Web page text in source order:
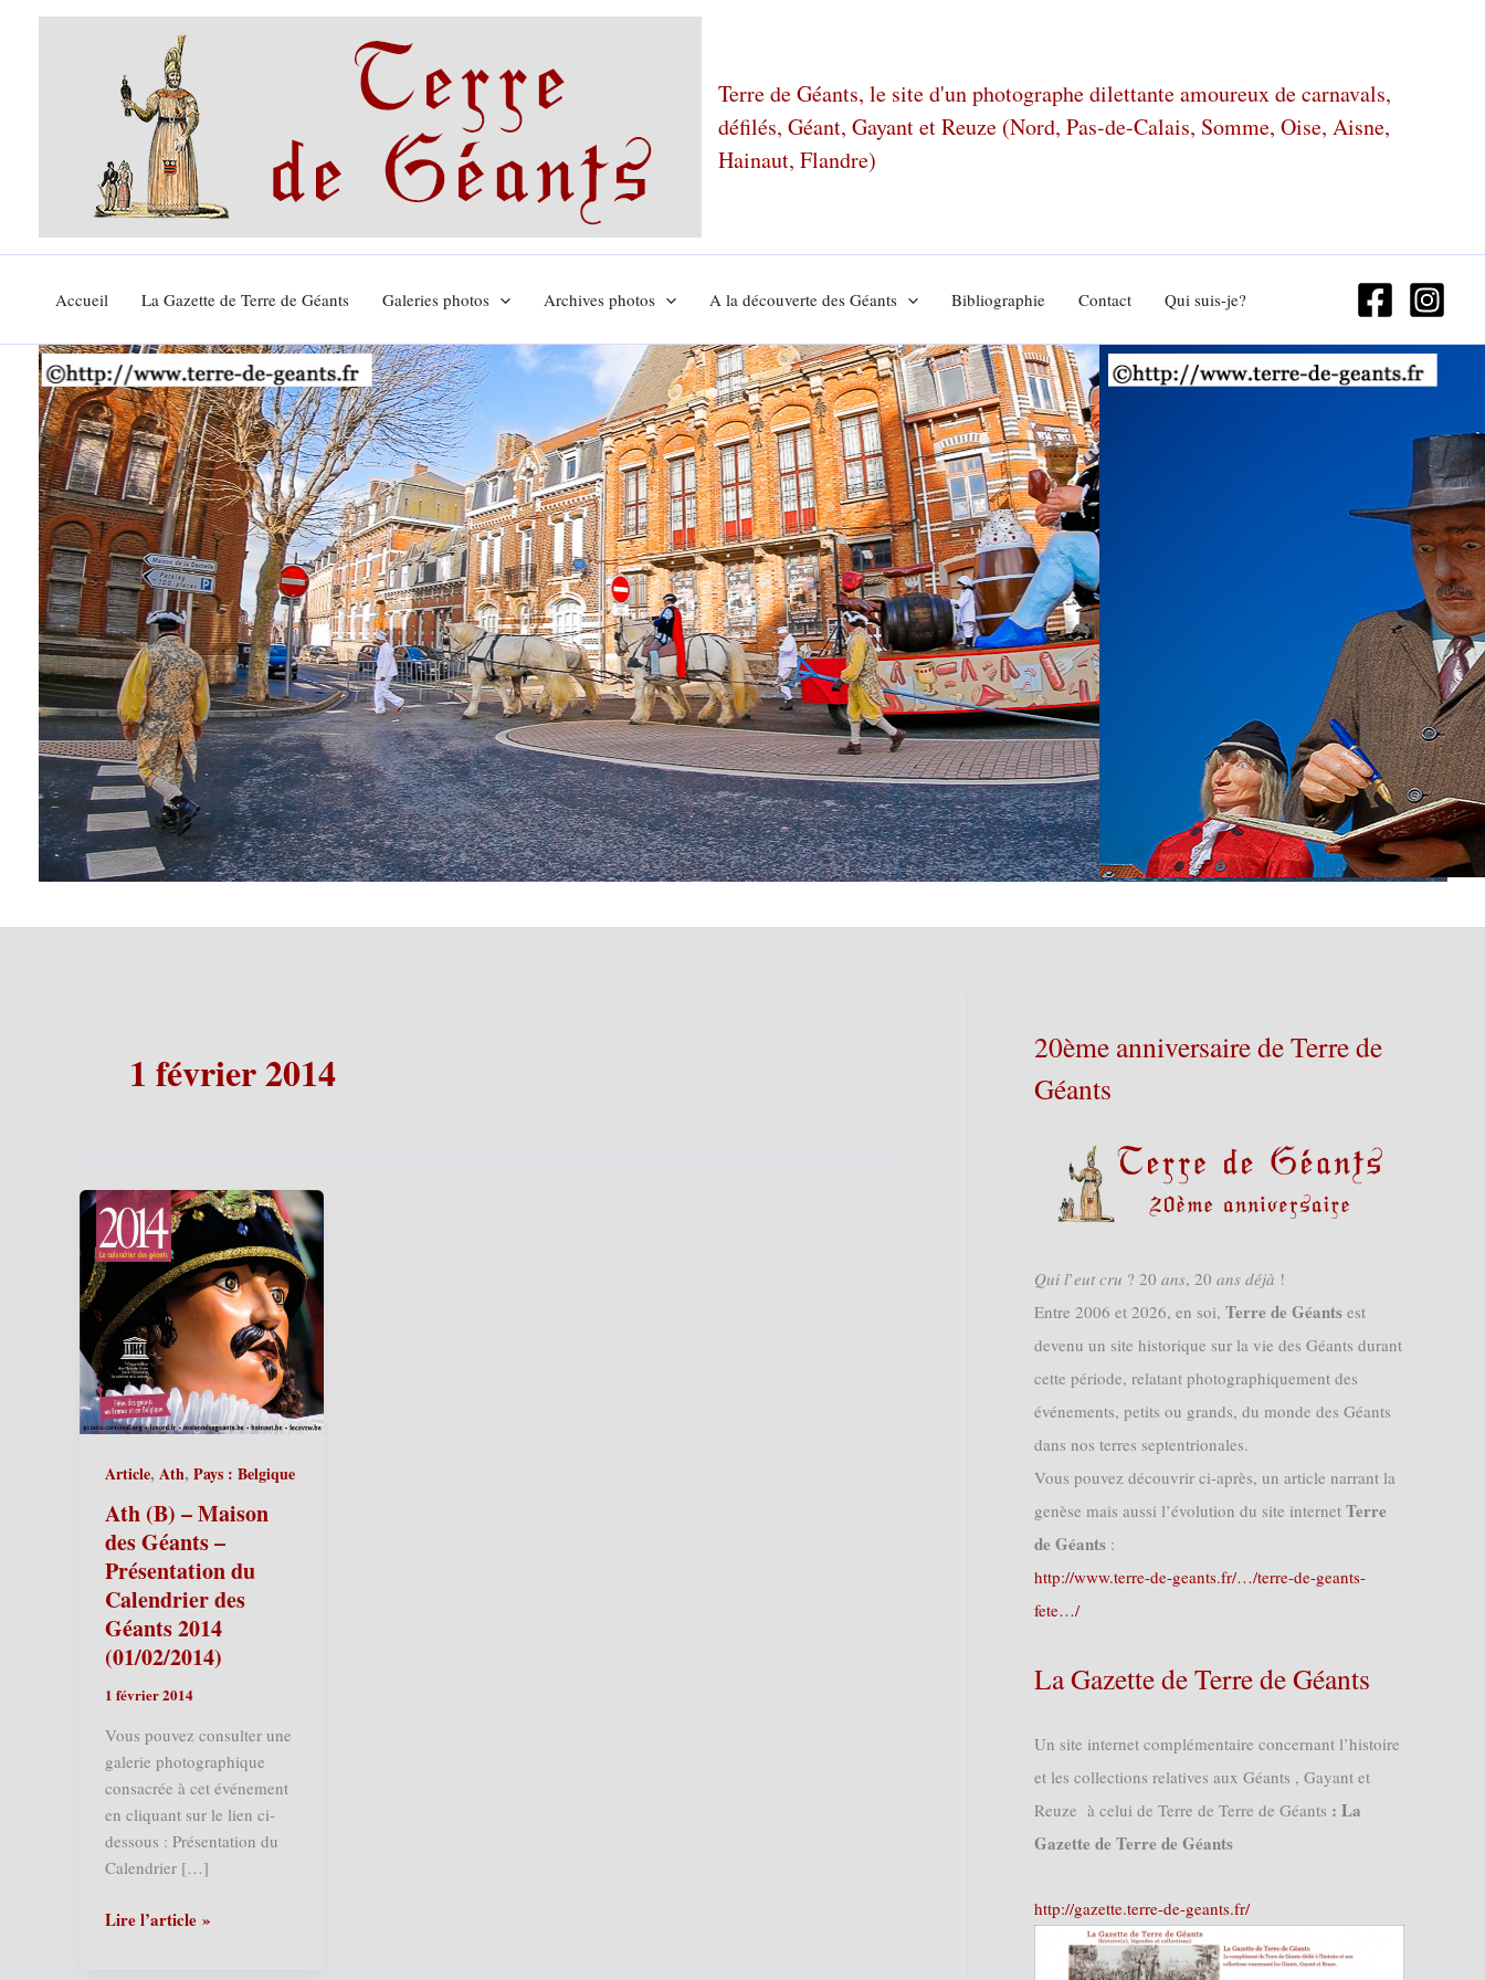
Terre de Géants, le site d'un photographe dilettante amoureux de carnavals,
défilés, Géant, Gayant et Reuze (Nord, Pas-de-Calais, Somme, Oise, Aisne,
Hainaut, Flandre)
Accueil La Gazette de Terre de Géants Galeries photos Archives photos A la découverte des Géants Bibliographie Contact Qui suis-je?
1 février 2014
Article,Ath,Pays : Belgique
Ath (B) – Maison
des Géants –
Présentation du
Calendrier des
Géants 2014
(01/02/2014)
1 février 2014
Vous pouvez consulter une
galerie photographique
consacrée à cet événement
en cliquant sur le lien ci-
dessous : Présentation du
Calendrier […]
Ath
Lire l’article »
20ème anniversaire de Terre de
Géants
𝑄𝑢𝑖 𝑙’𝑒𝑢𝑡 𝑐𝑟𝑢 ? 20 𝑎𝑛𝑠, 20 𝑎𝑛𝑠 𝑑𝑒́𝑗𝑎̀ !
Entre 2006 et 2026, en soi, Terre de Géants est
devenu un site historique sur la vie des Géants durant
cette période, relatant photographiquement des
événements, petits ou grands, du monde des Géants
dans nos terres septentrionales.
Vous pouvez découvrir ci-après, un article narrant la
genèse mais aussi l’évolution du site internet Terre
de Géants :
http://www.terre-de-geants.fr/…/terre-de-geants-
fete…/
La Gazette de Terre de Géants
Un site internet complémentaire concernant l’histoire
et les collections relatives aux Géants , Gayant et
Reuze à celui de Terre de Terre de Géants : La
Gazette de Terre de Géants
http://gazette.terre-de-geants.fr/